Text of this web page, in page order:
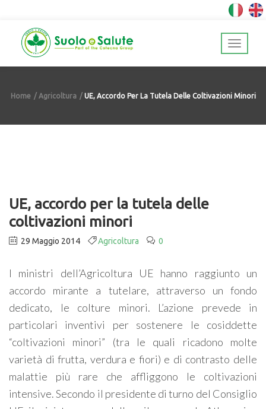
Home Agricoltura UE, Accordo Per La Tutela Delle Coltivazioni Minori
UE, accordo per la tutela delle
coltivazioni minori
29 Maggio 2014 Agricoltura 0
I ministri dell’Agricoltura UE hanno raggiunto un
accordo mirante a tutelare, attraverso un fondo
dedicato, le colture minori. L’azione prevede in
particolari inventivi per sostenere le cosiddette
“coltivazioni minori” (tra le quali ricadono molte
varietà di frutta, verdura e fiori) e di contrasto delle
malattie più rare che affliggono le coltivazioni
intensive. Secondo il presidente di turno del Consiglio